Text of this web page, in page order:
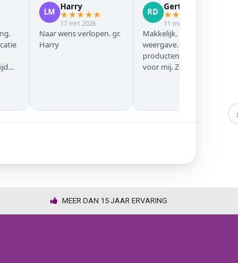
LM
Harry
★★★★★
17 mrt 2026
Naar wens verlopen. gr.
Harry
RD
Gert Jan
★★
11 mrt 2026
Makkelijk. Mooie
weergave. Goede
producten. Eerste keer
voor mij. Zeker niet de
MEER DAN 15 JAAR ERVARING